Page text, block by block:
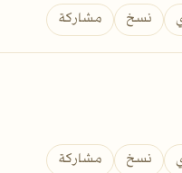
نسخ مشاركة
نسخ مشاركة